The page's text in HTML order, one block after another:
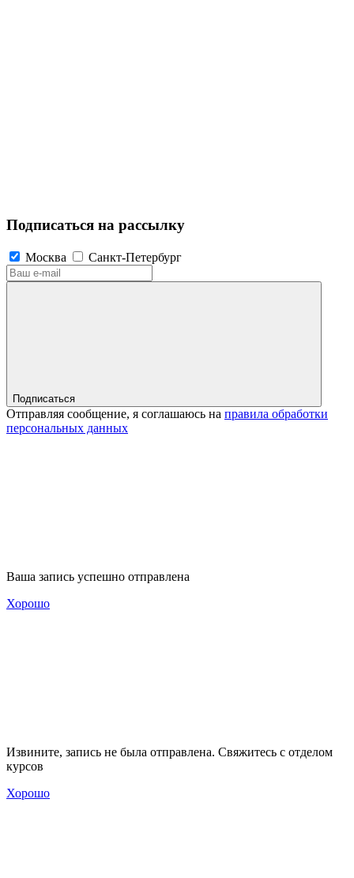
Подписаться на рассылку
Москва Санкт-Петербург
Подписаться
Отправляя сообщение, я соглашаюсь на правила обработки
персональных данных
Ваша запись успешно отправлена
Хорошо
Извините, запись не была отправлена. Свяжитесь с отделом
курсов
Хорошо